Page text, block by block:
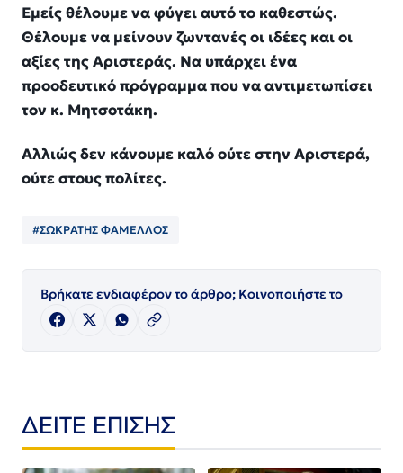
Εμείς θέλουμε να φύγει αυτό το καθεστώς.
Θέλουμε να μείνουν ζωντανές οι ιδέες και οι
αξίες της Αριστεράς. Να υπάρχει ένα
προοδευτικό πρόγραμμα που να αντιμετωπίσει
τον κ. Μητσοτάκη.
Αλλιώς δεν κάνουμε καλό ούτε στην Αριστερά,
ούτε στους πολίτες.
#ΣΩΚΡΑΤΗΣ ΦΑΜΕΛΛΟΣ
Βρήκατε ενδιαφέρον το άρθρο; Κοινοποιήστε το
ΔΕΙΤΕ ΕΠΙΣΗΣ